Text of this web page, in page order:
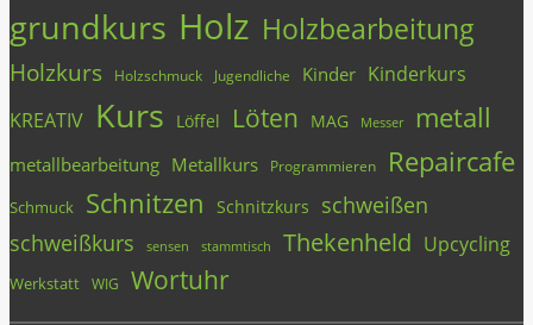
grundkurs Holz Holzbearbeitung
Holzkurs Holzschmuck Jugendliche Kinder Kinderkurs
KREATIV Kurs Löffel Löten MAG Messer metall
metallbearbeitung Metallkurs Programmieren Repaircafe
Schmuck Schnitzen Schnitzkurs schweißen
schweißkurs sensen stammtisch Thekenheld Upcycling
Werkstatt WIG Wortuhr